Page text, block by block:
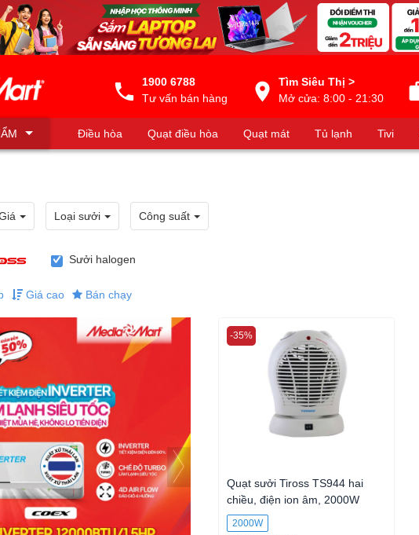
1900 6788
Tư vấn bán hàng
Tìm Siêu Thị >
Mở cửa: 8:00 - 21:30
Điều hòa Quạt điều hòa Quạt mát Tủ lạnh Tivi
Máy lọc nước
Loại sưởi Công suất
Sưởi halogen
Giá cao Bán chạy
Quạt sưởi Tiross TS944 hai
chiều, điện ion âm, 2000W
2000W
-35%